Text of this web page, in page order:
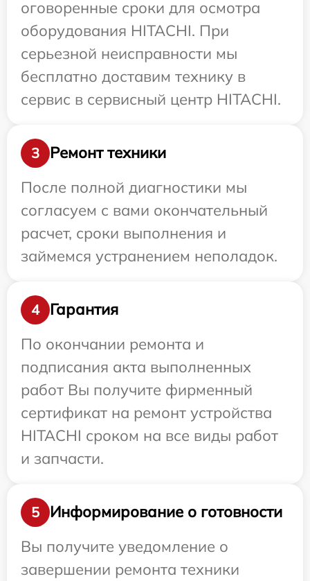
оговоренные сроки для осмотра
оборудования HITACHI. При
серьезной неисправности мы
бесплатно доставим технику в
сервис в сервисный центр HITACHI.
3
Ремонт техники
После полной диагностики мы
согласуем с вами окончательный
расчет, сроки выполнения и
займемся устранением неполадок.
4
Гарантия
По окончании ремонта и
подписания акта выполненных
работ Вы получите фирменный
сертификат на ремонт устройства
HITACHI сроком на все виды работ
и запчасти.
5
Информирование о готовности
Вы получите уведомление о
завершении ремонта техники